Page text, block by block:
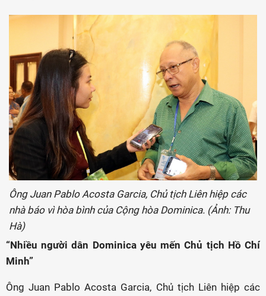
Ông Juan Pablo Acosta Garcia, Chủ tịch Liên hiệp các
nhà báo vì hòa bình của Cộng hòa Dominica. (Ảnh: Thu
Hà)
“Nhiều người dân Dominica yêu mến Chủ tịch Hồ Chí
Minh”
Ông Juan Pablo Acosta Garcia, Chủ tịch Liên hiệp các